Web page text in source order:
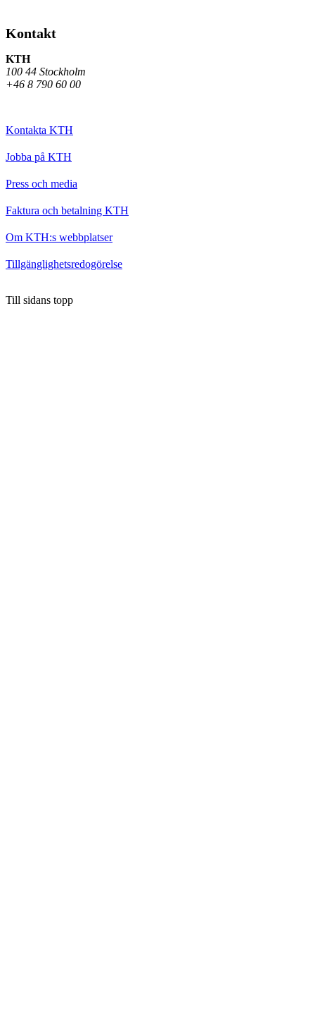
Kontakt
KTH
100 44 Stockholm
+46 8 790 60 00
Kontakta KTH
Jobba på KTH
Press och media
Faktura och betalning KTH
Om KTH:s webbplatser
Tillgänglighetsredogörelse
Till sidans topp